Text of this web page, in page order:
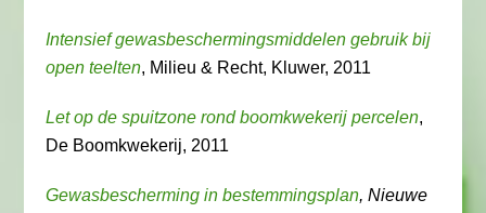
Intensief gewasbeschermingsmiddelen gebruik bij
open teelten, Milieu & Recht, Kluwer, 2011
Let op de spuitzone rond boomkwekerij percelen,
De Boomkwekerij, 2011
Gewasbescherming in bestemmingsplan, Nieuwe